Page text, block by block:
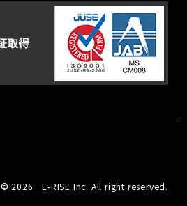
© 2026 E-RISE Inc. All right reserved.